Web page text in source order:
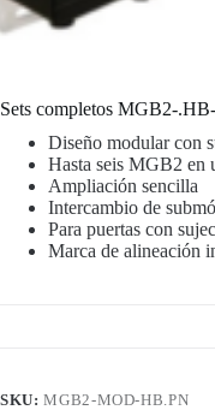
Sets completos MGB2-
Diseño modular con
Hasta seis MGB2 en
Ampliación sencilla
Intercambio de
Para puertas con
Marca de alineación
SKU:MGB2-MOD-HB.PN